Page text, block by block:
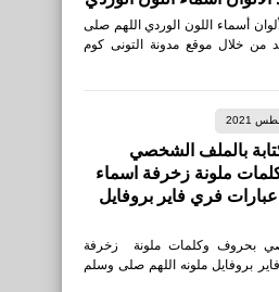
أسماء اللون الوردي اللهم صلى
خلال موقع مدونة التونى كوم
بالملف الشخصي
ملونة زخرفة اسماء
فري فاير بروفايل
بحروف وكلمات ملونة زخرفة
بروفايل ملونه اللهم صلى وسلم